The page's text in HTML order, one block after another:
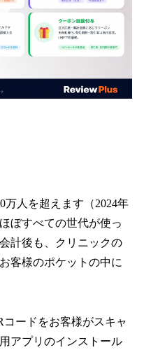
万人を超えます（2024年
ぼすべての世代が使っ
計後も、クリニックの
客様のポケットの中に
コードをお客様がスキャ
アプリのインストール